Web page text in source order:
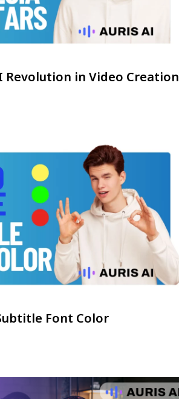
Revolution in Video Creation
Font Color